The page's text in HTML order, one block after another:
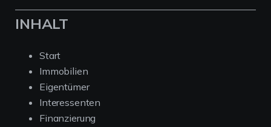
INHALT
Start
Immobilien
Eigentümer
Interessenten
Finanzierung